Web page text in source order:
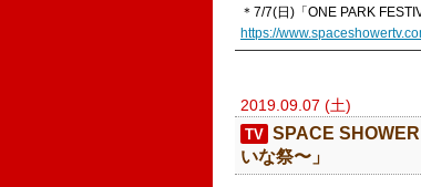
＊7/7(日)「ONE PARK
https://
2019.09.07 (土)
TV ​SPACE
いな祭〜」